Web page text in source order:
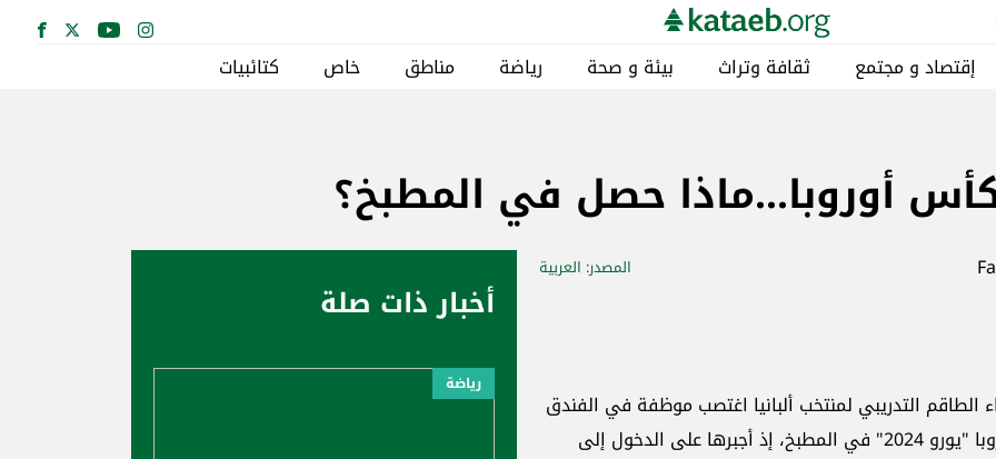
إقتصاد و مجتمع ثقافة وتراث بيئة و صحة رياضة مناطق خاص كتائبيات
أوروبا...ماذا حصل في المطبخ؟
المصدر: العربية
التدريبي لمنتخب ألبانيا اغتصب موظفة في الفندق
الذي سكنته البعثة خلال المشاركة في كأس أوروبا "يورو 2024" في المطبخ، إذ أجبرها على الدخول إلى
أخبار ذات صلة
رياضة